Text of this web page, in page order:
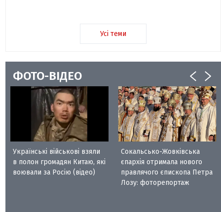
Усі теми
ФОТО-ВІДЕО
Українські військові взяли
в полон громадян Китаю, які
воювали за Росію (відео)
Сокальсько-Жовківська
єпархія отримала нового
правлячого єпископа Петра
Лозу: фоторепортаж